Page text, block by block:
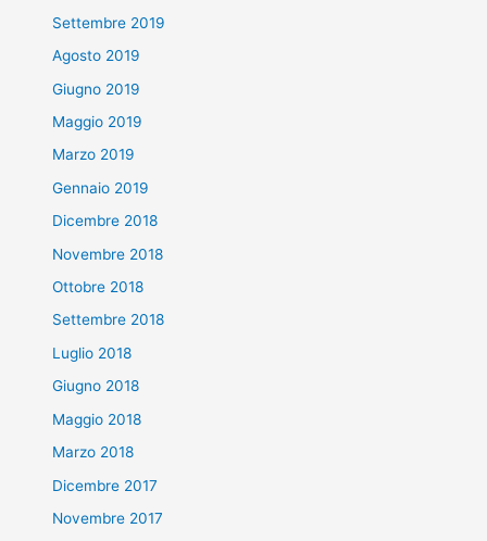
Settembre 2019
Agosto 2019
Giugno 2019
Maggio 2019
Marzo 2019
Gennaio 2019
Dicembre 2018
Novembre 2018
Ottobre 2018
Settembre 2018
Luglio 2018
Giugno 2018
Maggio 2018
Marzo 2018
Dicembre 2017
Novembre 2017